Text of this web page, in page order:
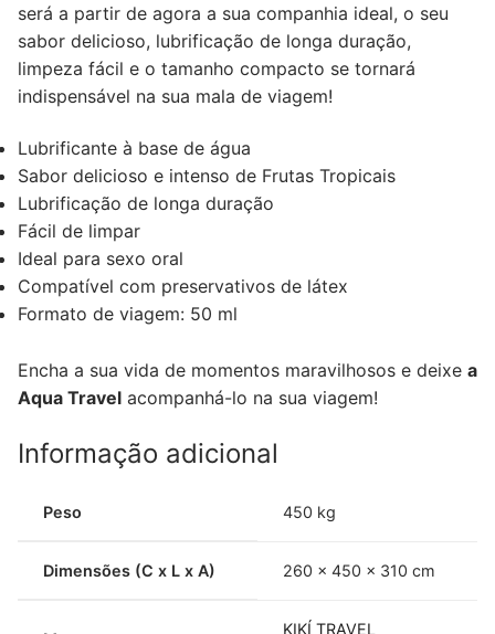
será a partir de agora a sua companhia ideal, o seu
sabor delicioso, lubrificação de longa duração,
limpeza fácil e o tamanho compacto se tornará
indispensável na sua mala de viagem!
Lubrificante à base de água
Sabor delicioso e intenso de Frutas Tropicais
Lubrificação de longa duração
Fácil de limpar
Ideal para sexo oral
Compatível com preservativos de látex
Formato de viagem: 50 ml
Encha a sua vida de momentos maravilhosos e deixe a
Aqua Travel acompanhá-lo na sua viagem!
Informação adicional
Peso 450 kg
Dimensões (C x L x A) 260 × 450 × 310 cm
KIKÍ TRAVEL